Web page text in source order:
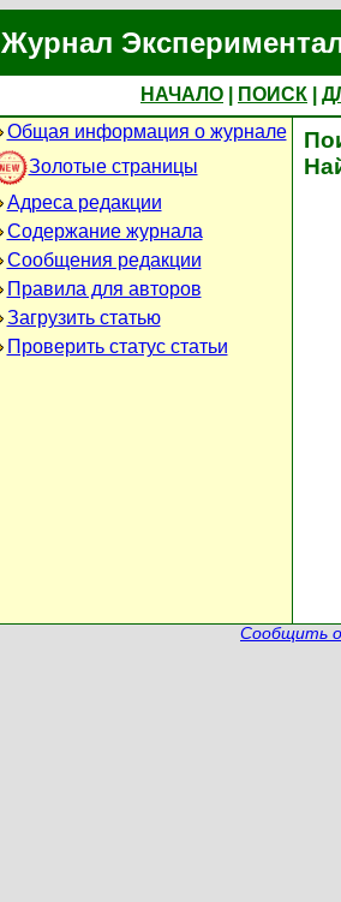
Журнал
НАЧАЛО ПОИСК
Общая информация о журнале
Золотые страницы
Адреса редакции
Содержание журнала
Сообщения редакции
Правила для авторов
Загрузить статью
Проверить статус статьи
Сообщить о